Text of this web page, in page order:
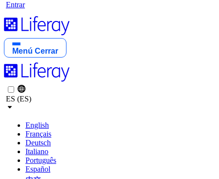
Entrar
Menú Cerrar
ES (ES)
English
Français
Deutsch
Italiano
Português
Español